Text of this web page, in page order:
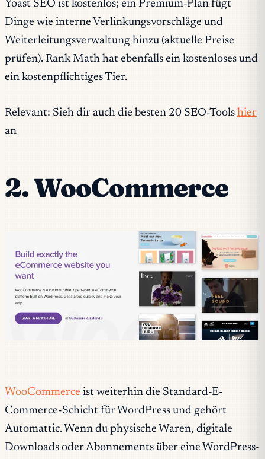
Yoast SEO ist kostenlos; ein Premium-Plan fügt
Dinge wie interne Verlinkungsvorschläge und
Weiterleitungsverwaltung hinzu (aktuelle Preise
prüfen). Rank Math hat ebenfalls ein kostenloses und
ein kostenpflichtiges Tier.
Relevant: Sieh dir auch die besten 20 SEO-Tools hier
an
2. WooCommerce
WooCommerce ist weiterhin die Standard-E-
Commerce-Schicht für WordPress und gehört
Automattic. Wenn du physische Waren, digitale
Downloads oder Abonnements über eine WordPress-